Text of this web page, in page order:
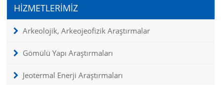
HİZMETLERİMİZ
Arkeolojik, Arkeojeofizik Araştırmalar
Gömülü Yapı Araştırmaları
Jeotermal Enerji Araştırmaları